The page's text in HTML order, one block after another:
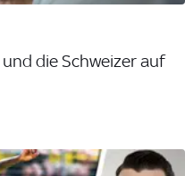
die Schweizer auf